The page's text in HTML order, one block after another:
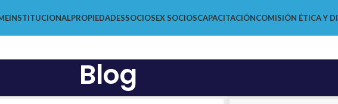
INSTITUCIONALPROPIEDADESSOCIOSEX SOCIOSCAPACITACIÓNCOMISIÓN ÉTICA Y
Blog